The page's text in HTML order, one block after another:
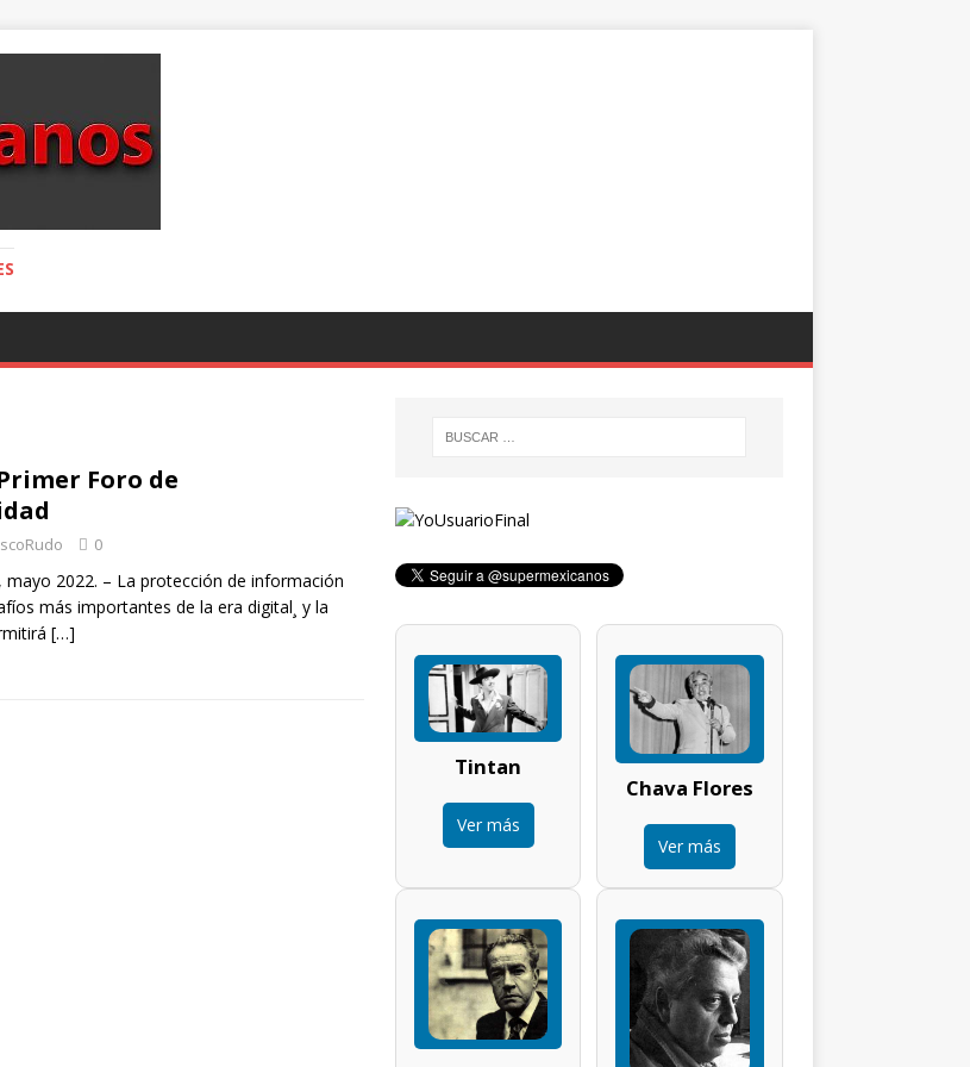
Foro de
0
mayo 2022. – La protección de información
más importantes de la era digital¸ y la
[…]
Tintan
Ver más
Chava Flores
Ver más